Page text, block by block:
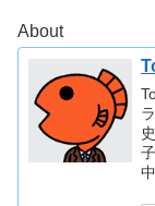
About
中